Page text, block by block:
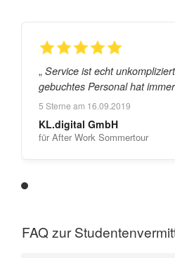
„
gebuchtes Personal hat
5 Sterne am 16.09.2019
KL.digital GmbH
für After Work Sommertour
FAQ zur